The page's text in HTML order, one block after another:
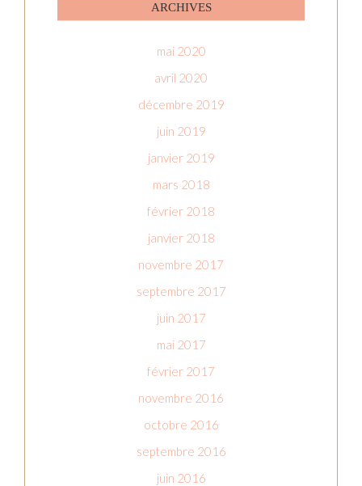
ARCHIVES
mai 2020
avril 2020
décembre 2019
juin 2019
janvier 2019
mars 2018
février 2018
janvier 2018
novembre 2017
septembre 2017
juin 2017
mai 2017
février 2017
novembre 2016
octobre 2016
septembre 2016
juin 2016